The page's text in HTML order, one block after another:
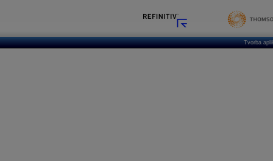
Databanka - Ceny
Tvorba